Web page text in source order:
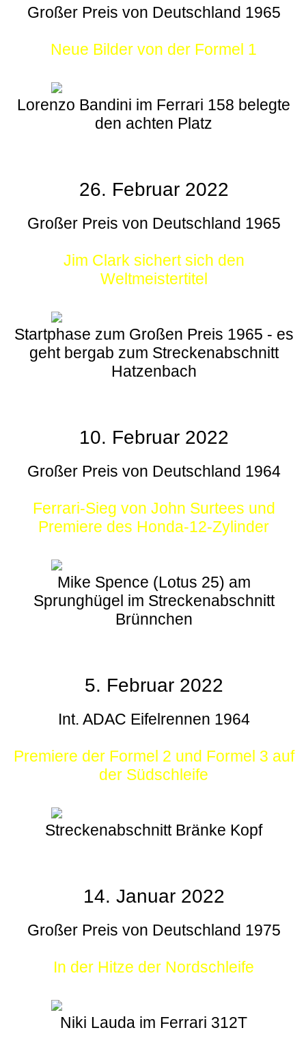
Großer Preis von Deutschland 1965
Neue Bilder von der Formel 1
Lorenzo Bandini im Ferrari 158 belegte
den achten Platz
26. Februar 2022
Großer Preis von Deutschland 1965
Jim Clark sichert sich den
Weltmeistertitel
Startphase zum Großen Preis 1965 - es
geht bergab zum Streckenabschnitt
Hatzenbach
10. Februar 2022
Großer Preis von Deutschland 1964
Ferrari-Sieg von John Surtees und
Premiere des Honda-12-Zylinder
Mike Spence (Lotus 25) am
Sprunghügel im Streckenabschnitt
Brünnchen
5. Februar 2022
Int. ADAC Eifelrennen 1964
Premiere der Formel 2 und Formel 3 auf
der Südschleife
Streckenabschnitt Bränke Kopf
14. Januar 2022
Großer Preis von Deutschland 1975
In der Hitze der Nordschleife
Niki Lauda im Ferrari 312T